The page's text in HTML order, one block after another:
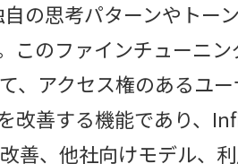
の思考パターンやトー
このファインチューニ
、アクセス権のあるユ
改善する機能であり、
善、他社向けモデル、